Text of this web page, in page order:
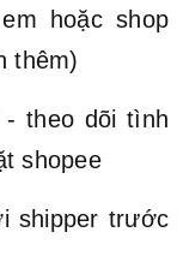
hoặc shop
thêm)
theo dõi tình
shopee
shipper trước